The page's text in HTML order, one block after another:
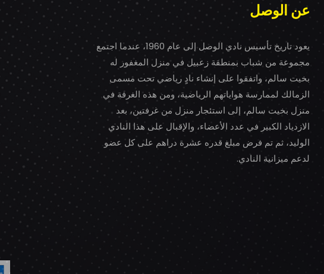
عن الوصل
يعود تاريخ تأسيس نادي الوصل إلى عام 1960، عندما اجتمع
مجموعة من شباب بمنطقة زعبيل في منزل المغفور له
بخيت سالم، واتفقوا على إنشاء نادٍ رياضي تحت مسمى
الزمالك لممارسة هواياتهم الرياضية، ومن هذه الغرفة في
منزل بخيت سالم، إلى استئجار منزل من غرفتين، بعد
الازدياد الكبير في عدد الأعضاء، والإقبال على هذا النادي
الوليد، ثم تم فرض مبلغ قدره عشرة دراهم على كل عضو
لدعم ميزانية النادي.